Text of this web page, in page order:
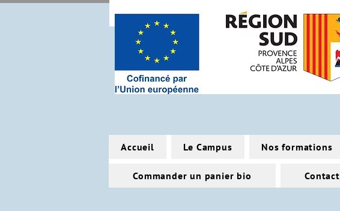
Accueil Le Campus Nos formations
Commander un panier bio Contact